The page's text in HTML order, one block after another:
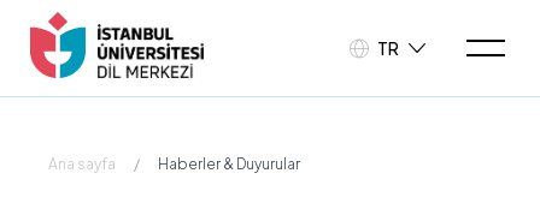
TR
Ana sayfa / Haberler & Duyurular